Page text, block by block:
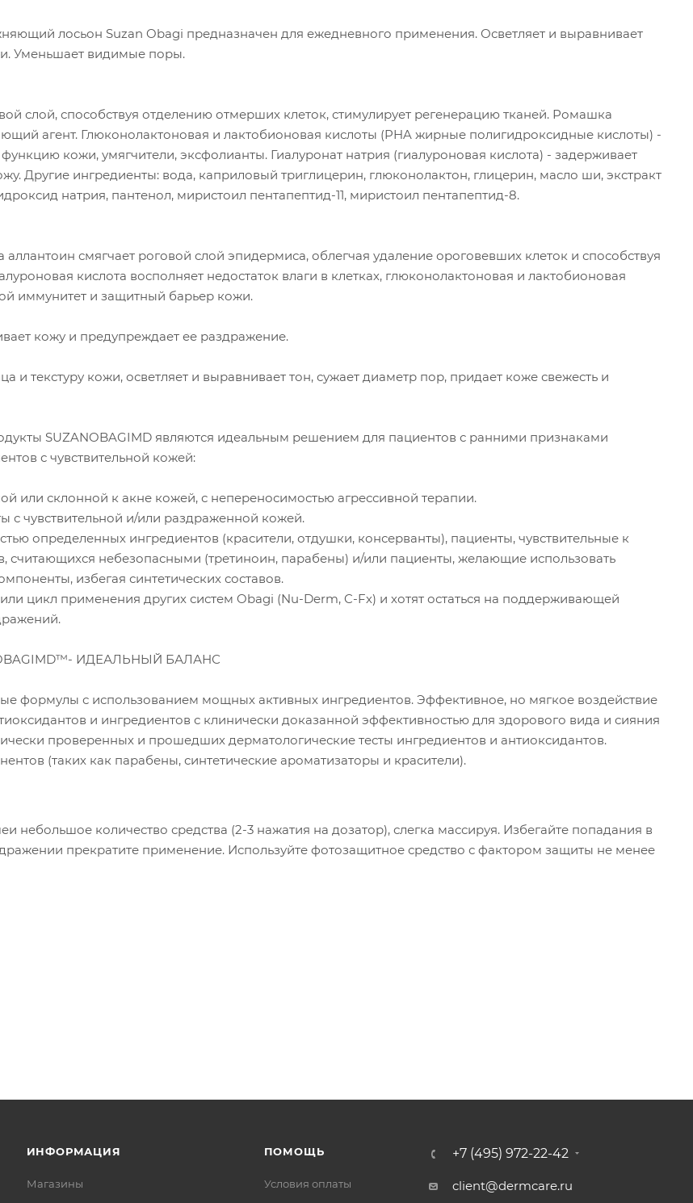
лосьон Suzan Obagi предназначен для ежедневного применения. Осветляет и выравнивает
Уменьшает видимые поры.
слой, способствуя отделению отмерших клеток, стимулирует регенерацию тканей. Ромашка
агент. Глюконолактоновая и лактобионовая кислоты (PHA жирные полигидроксидные кислоты) -
кожи, умягчители, эксфолианты. Гиалуронат натрия (гиалуроновая кислота) - задерживает
Другие ингредиенты: вода, каприловый триглицерин, глюконолактон, глицерин, масло ши, экстракт
натрия, пантенол, миристоил пентапептид-11, миристоил пентапептид-8.
аллантоин смягчает роговой слой эпидермиса, облегчая удаление ороговевших клеток и способствуя
кислота восполняет недостаток влаги в клетках, глюконолактоновая и лактобионовая
иммунитет и защитный барьер кожи.
кожу и предупреждает ее раздражение.
и текстуру кожи, осветляет и выравнивает тон, сужает диаметр пор, придает коже свежесть и
SUZANOBAGIMD являются идеальным решением для пациентов с ранними признаками
с чувствительной кожей:
или склонной к акне кожей, с непереносимостью агрессивной терапии.
с чувствительной и/или раздраженной кожей.
определенных ингредиентов (красители, отдушки, консерванты), пациенты, чувствительные к
считающихся небезопасными (третиноин, парабены) и/или пациенты, желающие использовать
избегая синтетических составов.
цикл применения других систем Obagi (Nu-Derm, C-Fх) и хотят остаться на поддерживающей
ИДЕАЛЬНЫЙ БАЛАНС
формулы с использованием мощных активных ингредиентов. Эффективное, но мягкое воздействие
и ингредиентов с клинически доказанной эффективностью для здорового вида и сияния
проверенных и прошедших дерматологические тесты ингредиентов и антиоксидантов.
(таких как парабены, синтетические ароматизаторы и красители).
небольшое количество средства (2-3 нажатия на дозатор), слегка массируя. Избегайте попадания в
прекратите применение. Используйте фотозащитное средство с фактором защиты не менее
ИНФОРМАЦИЯ
Магазины
ПОМОЩЬ
Условия оплаты
+7 (495) 972-22-42
client@dermcare.ru